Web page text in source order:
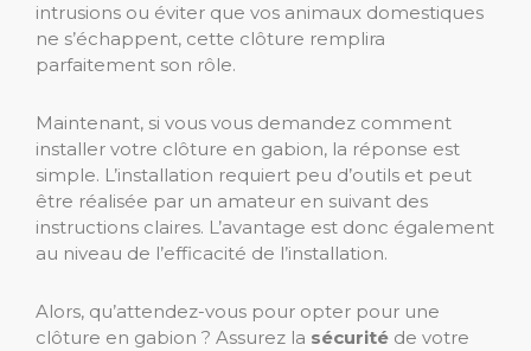
intrusions ou éviter que vos animaux domestiques
ne s’échappent, cette clôture remplira
parfaitement son rôle.
Maintenant, si vous vous demandez comment
installer votre clôture en gabion, la réponse est
simple. L’installation requiert peu d’outils et peut
être réalisée par un amateur en suivant des
instructions claires. L’avantage est donc également
au niveau de l’efficacité de l’installation.
Alors, qu’attendez-vous pour opter pour une
clôture en gabion ? Assurez la sécurité de votre